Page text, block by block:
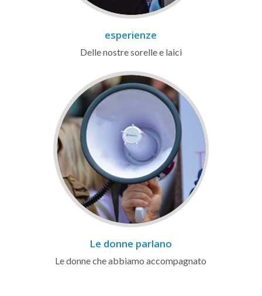
esperienze
Delle nostre sorelle e laici
Le donne parlano
Le donne che abbiamo accompagnato